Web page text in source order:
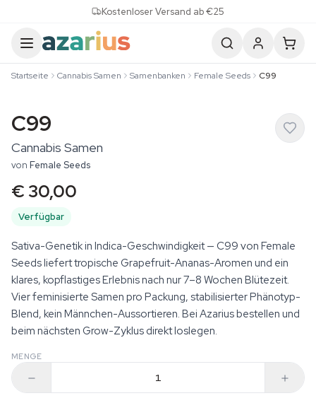
Kostenloser Versand ab €25
Startseite Cannabis Samen Samenbanken Female Seeds C99
C99
Cannabis Samen
von Female Seeds
€ 30,00
Verfügbar
Sativa-Genetik in Indica-Geschwindigkeit — C99 von Female
Seeds liefert tropische Grapefruit-Ananas-Aromen und ein
klares, kopflastiges Erlebnis nach nur 7–8 Wochen Blütezeit.
Vier feminisierte Samen pro Packung, stabilisierter Phänotyp-
Blend, kein Männchen-Aussortieren. Bei Azarius bestellen und
beim nächsten Grow-Zyklus direkt loslegen.
MENGE